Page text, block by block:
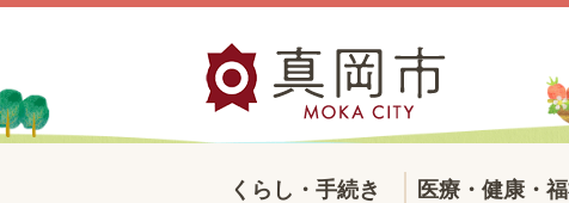
くらし・手続き 医療・健康・